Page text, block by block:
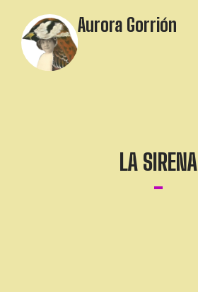
Aurora Gorrión
LA SIRENA